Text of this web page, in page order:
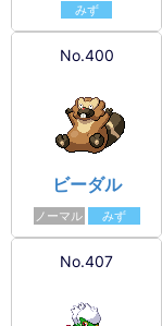
みず
No.400
ビーダル
ノーマル みず
No.407